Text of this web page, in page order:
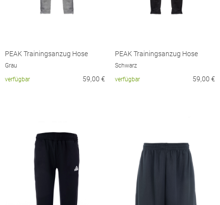
PEAK Trainingsanzug Hose
Grau
verfügbar
59,00 €
PEAK Trainingsanzug Hose
Schwarz
verfügbar
59,00 €